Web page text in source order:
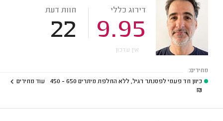
דירוג כללי
9.95
חוות דעת
22
אין עדכון
מחירים:
כיוון חד פעמי לפסנתר רגיל, ללא החלפת מיתרים 650 - 450
₪
עוד מחירים